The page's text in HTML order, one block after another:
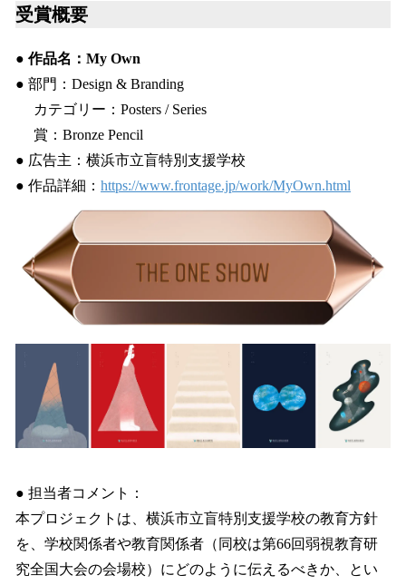
受賞概要
● 作品名：My Own
● 部門：Design & Branding
カテゴリー：Posters / Series
賞：Bronze Pencil
● 広告主：横浜市立盲特別支援学校
● 作品詳細： https://www.frontage.jp/work/MyOwn.html
● 担当者コメント：
本プロジェクトは、横浜市立盲特別支援学校の教育方針
を、学校関係者や教育関係者（同校は第66回弱視教育研
究全国大会の会場校）にどのように伝えるべきか、とい